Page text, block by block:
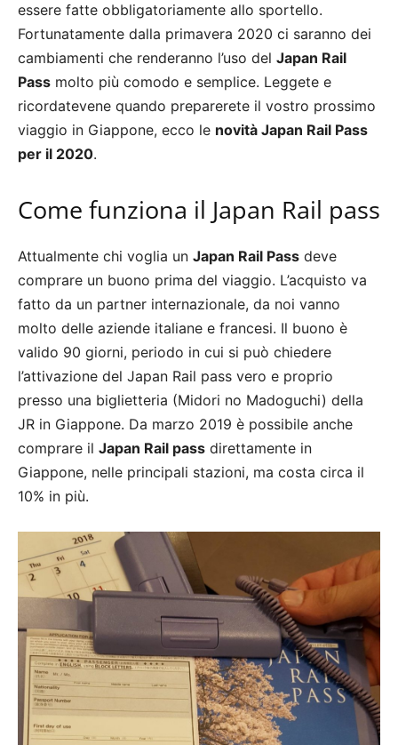
essere fatte obbligatoriamente allo sportello.
Fortunatamente dalla primavera 2020 ci saranno dei
cambiamenti che renderanno l’uso del Japan Rail
Pass molto più comodo e semplice. Leggete e
ricordatevene quando preparerete il vostro prossimo
viaggio in Giappone, ecco le novità Japan Rail Pass
per il 2020.
Come funziona il Japan Rail pass
Attualmente chi voglia un Japan Rail Pass deve
comprare un buono prima del viaggio. L’acquisto va
fatto da un partner internazionale, da noi vanno
molto delle aziende italiane e francesi. Il buono è
valido 90 giorni, periodo in cui si può chiedere
l’attivazione del Japan Rail pass vero e proprio
presso una biglietteria (Midori no Madoguchi) della
JR in Giappone. Da marzo 2019 è possibile anche
comprare il Japan Rail pass direttamente in
Giappone, nelle principali stazioni, ma costa circa il
10% in più.